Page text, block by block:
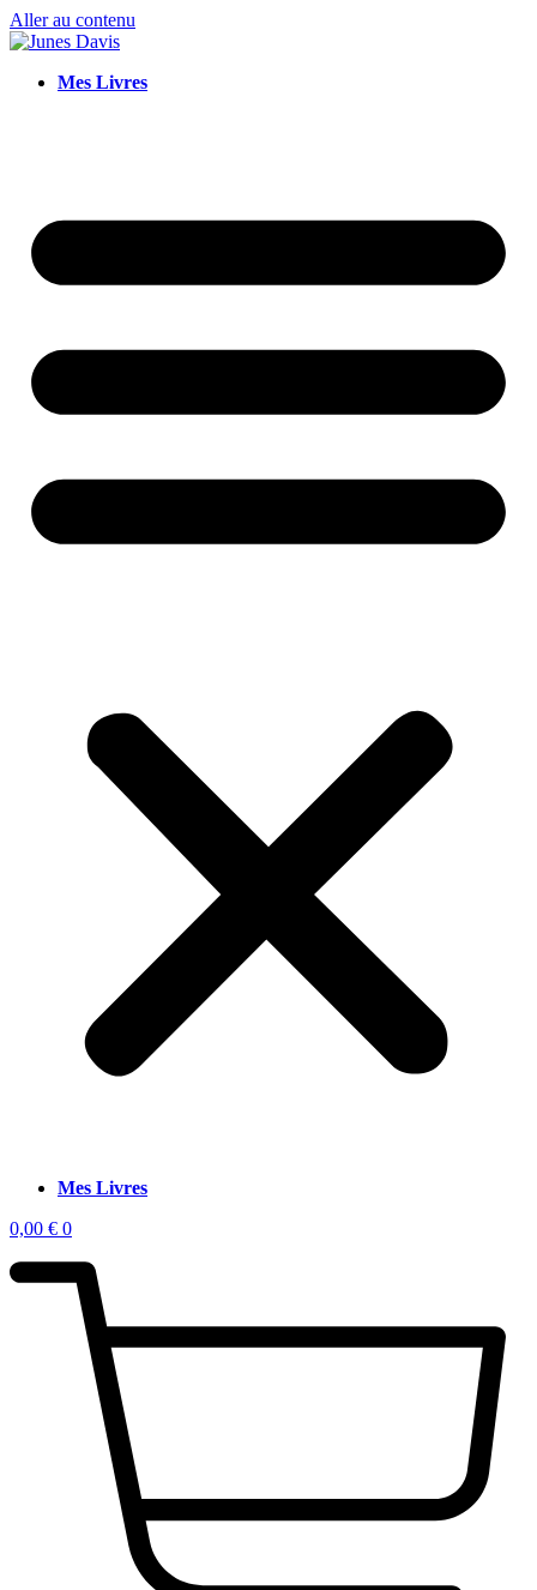
Aller au contenu
Mes Livres
Mes Livres
0,00 € 0